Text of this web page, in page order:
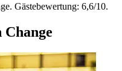
Gästebewertung: 6,6/10.